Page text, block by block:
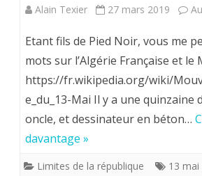
Alain Texier 27 mars 2019
Etant fils de Pied Noir, vous me
mots sur l’Algérie Française et le
https://fr.wikipedia.org/wiki/
e_du_13-Mai Il y a une quinzaine
oncle, et dessinateur en béton…
davantage »
Limites de la république 13 mai